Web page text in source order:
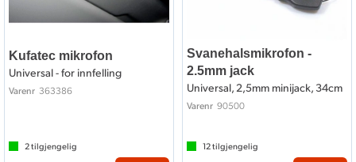
Kufatec mikrofon
Universal - for innfelling
Varenr 363386
2tilgjengelig
Svanehalsmikrofon -
2.5mm jack
Universal, 2,5mm minijack, 34cm
Varenr 90500
12tilgjengelig